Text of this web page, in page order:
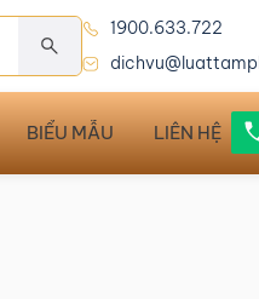
1900.633.722
BIỂU MẪU LIÊN HỆ